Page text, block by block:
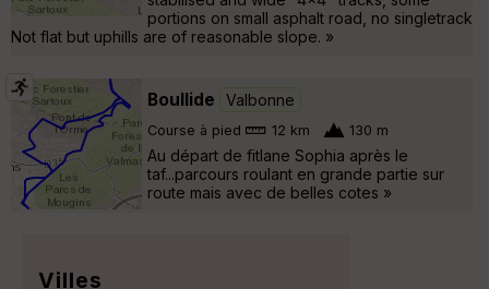
portions on small asphalt road, no singletrack
Not flat but uphills are of reasonable slope. »
Boullide Valbonne
Course à pied 12 km 130 m
Au départ de fitlane Sophia après le
taf...parcours roulant en grande partie sur
route mais avec de belles cotes »
Villes